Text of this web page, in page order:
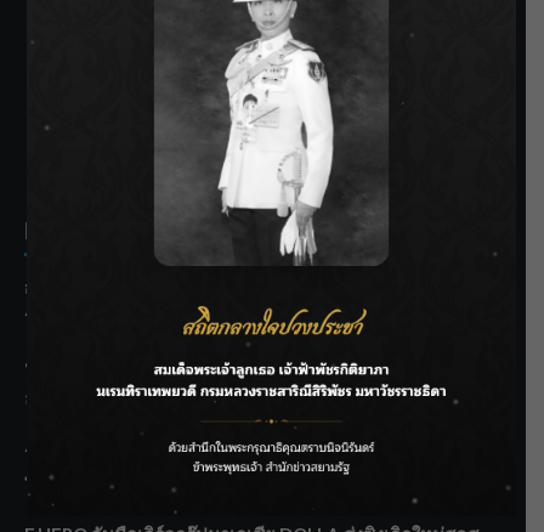
SIAMRATH VARIETY
THE BEST ENTERTAINMENT
Recent Posts
กรมชลฯ รับฟังประชาชน ติดตามแก้ปัญหาโครงการประตู
ระบายน้ำศรีสองรักฯ
‘แมน การิน’ แชร์ความเชื่อชวนคิด! “อยากกินอะไรหลังจาก
ลาโลกนี้ ให้ใส่บาตรสิ่งนั้นไว้ตอนยังมีชีวิต”
ราชเลขานุการในพระองค์ฯ ติดตามโครงการหุบกะพง–ห้วย
ทรายใต้ เสริมความมั่นคงน้ำเพชรบุรี